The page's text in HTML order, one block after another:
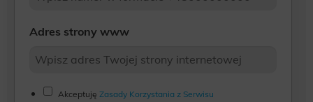
Adres strony www
AkceptujęZasady Korzystania z Serwisu